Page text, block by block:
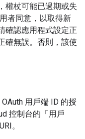
權杖可能已過期或失
者同意，以取得新
確認應用程式設定正
確無誤。否則，該使
OAuth 用戶端 ID 的授
控制台的「用戶
。